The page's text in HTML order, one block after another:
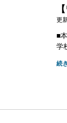
■
学
続